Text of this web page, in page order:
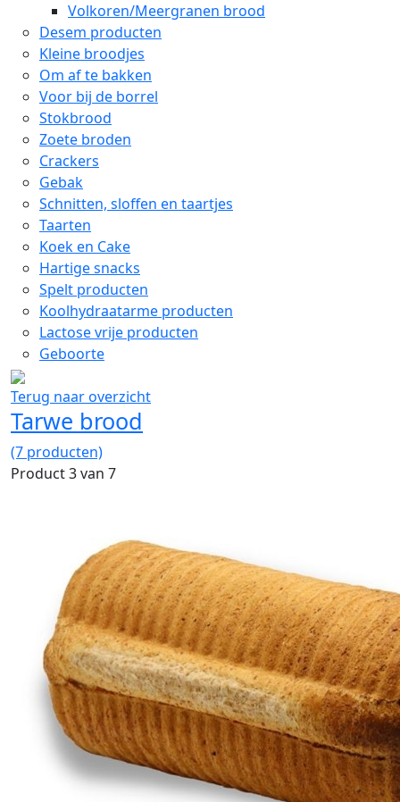
Volkoren/Meergranen brood
Desem producten
Kleine broodjes
Om af te bakken
Voor bij de borrel
Stokbrood
Zoete broden
Crackers
Gebak
Schnitten, sloffen en taartjes
Taarten
Koek en Cake
Hartige snacks
Spelt producten
Koolhydraatarme producten
Lactose vrije producten
Geboorte
Terug naar overzicht
Tarwe brood
(7 producten)
Product 3 van 7